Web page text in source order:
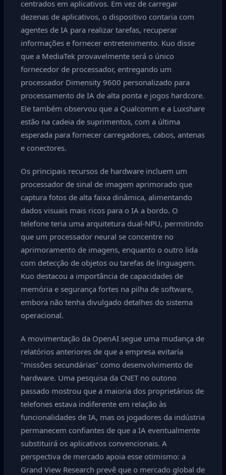
centrados em aplicativos. Em vez de carregar
dezenas de aplicativos, o dispositivo contaria com
agentes de IA para realizar tarefas, recuperar
informações e fornecer entretenimento. Kuo disse
que a MediaTek provavelmente será o único
fornecedor de processador, entregando um
processador Dimensity 9600 personalizado para
processamento de IA de alta ponta e jogos hardcore.
Ele também observou que a Qualcomm e a Luxshare
estão na cadeia de suprimentos, com a última
esperada para fornecer carregadores, cabos, antenas
e conectores.
Os principais recursos de hardware incluem um
processador de sinal de imagem aprimorado que
captura fotos de alta faixa dinâmica, alimentando
dados visuais mais ricos para o IA a bordo. O
telefone teria uma arquitetura dual-NPU, permitindo
que um processador neural se concentre no
aprimoramento de imagens, enquanto o outro lida
com detecção de objetos ou tarefas de linguagem.
Kuo destacou a importância de capacidades de
memória e segurança fortes na pilha de software,
embora não tenha divulgado detalhes do sistema
operacional.
A movimentação da OpenAI segue uma mudança de
relatórios anteriores de que a empresa evitaría
"missões secundárias" como desenvolvimento de
hardware. Uma pesquisa da CNET no outono
passado mostrou que a maioria dos proprietários de
telefones estava indiferente em relação às
funcionalidades de IA, mas os jogadores da indústria
permanecem confiantes de que a IA eventualmente
substituirá os aplicativos convencionais. A
perspectiva de mercado apoia esse otimismo: a
Grand View Research prevê que o mercado global de